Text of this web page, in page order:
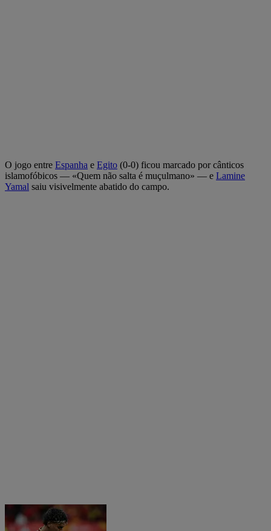
O jogo entre Espanha e Egito (0-0) ficou marcado por cânticos
islamofóbicos — «Quem não salta é muçulmano» — e Lamine
Yamal saiu visivelmente abatido do campo.